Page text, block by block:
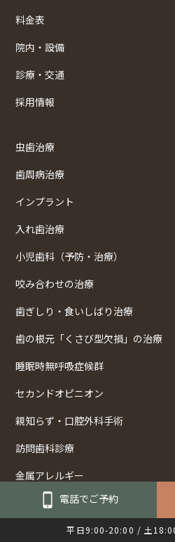
料金表
院内・設備
診療・交通
採用情報
虫歯治療
歯周病治療
インプラント
入れ歯治療
小児歯科（予防・治療）
咬み合わせの治療
歯ぎしり・食いしばり治療
歯の根元「くさび型欠損」の治療
睡眠時無呼吸症候群
セカンドオピニオン
親知らず・口腔外科手術
訪問歯科診療
金属アレルギー
審美治療
電話でご予約
平日9:00-20:00 / 土